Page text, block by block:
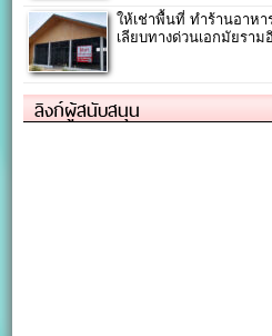
ให้เช่าพื้นที่ ทำร้านอาหา
เลียบทางด่วนเอกมัยราม
ลิงก์ผู้สนับสนุน